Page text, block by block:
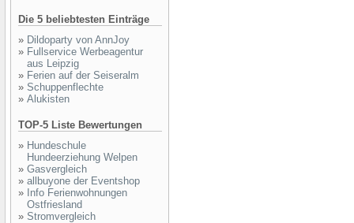
Die 5 beliebtesten Einträge
» Dildoparty von AnnJoy
» Fullservice Werbeagentur
aus Leipzig
» Ferien auf der Seiseralm
» Schuppenflechte
» Alukisten
TOP-5 Liste Bewertungen
» Hundeschule
Hundeerziehung Welpen
» Gasvergleich
» allbuyone der Eventshop
» Info Ferienwohnungen
Ostfriesland
» Stromvergleich